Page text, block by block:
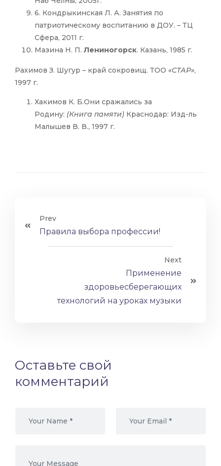
6. Кондрыкинская Л. А. Занятия по
патриотическому воспитанию в ДОУ. – ТЦ
Сфера, 2011 г.
Мазина Н. П. Лениногорск. Казань, 1985 г.
Рахимов З. Шугур – край сокровищ. ТОО «СТАР»,
1997 г.
Хакимов К. Б.Они сражались за
Родину: (Книга памяти) Краснодар: Изд-ль
Малышев В. В., 1997 г.
Prev
Правила выбора профессии!
Next
Применение
здоровьесберегающих
технологий на уроках музыки
Оставьте свой
комментарий